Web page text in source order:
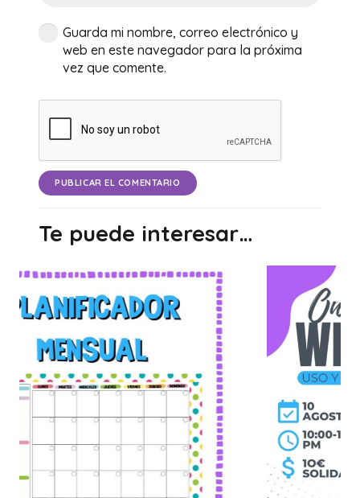
Guarda mi nombre, correo electrónico y
web en este navegador para la próxima
vez que comente.
PUBLICAR EL COMENTARIO
Te puede interesar…